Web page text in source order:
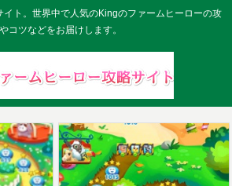
イト。世界中で人気のKingのファームヒーローの攻
コツなどをお届けします。